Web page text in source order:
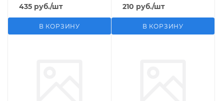
435 руб./шт
В КОРЗИНУ
210 руб./шт
В КОРЗИНУ